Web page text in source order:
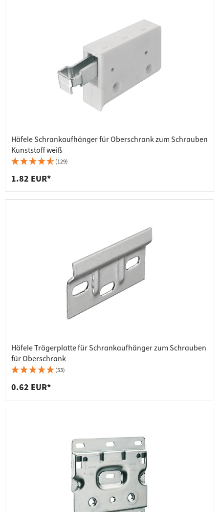
Häfele Schrankaufhänger für Oberschrank zum Schrauben
Kunststoff weiß
(129)
1.82 EUR*
Häfele Trägerplatte für Schrankaufhänger zum Schrauben
für Oberschrank
(53)
0.62 EUR*